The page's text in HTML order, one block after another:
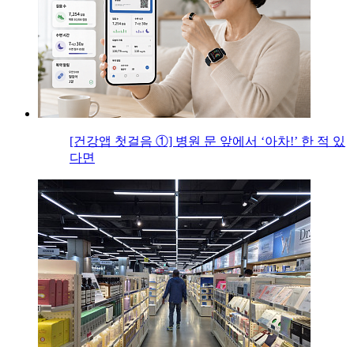
[건강앱 첫걸음 ①] 병원 문 앞에서 ‘아차!’ 한 적 있
다면